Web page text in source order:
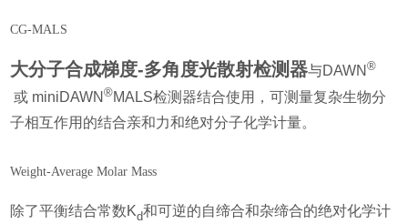
CG-MALS
大分子合成梯度-多角度光散射检测器与DAWN®
或 miniDAWN®MALS检测器结合使用，可测量复杂生物分
子相互作用的结合亲和力和绝对分子化学计量。
Weight-Average Molar Mass
除了平衡结合常数Kd和可逆的自缔合和杂缔合的绝对化学计